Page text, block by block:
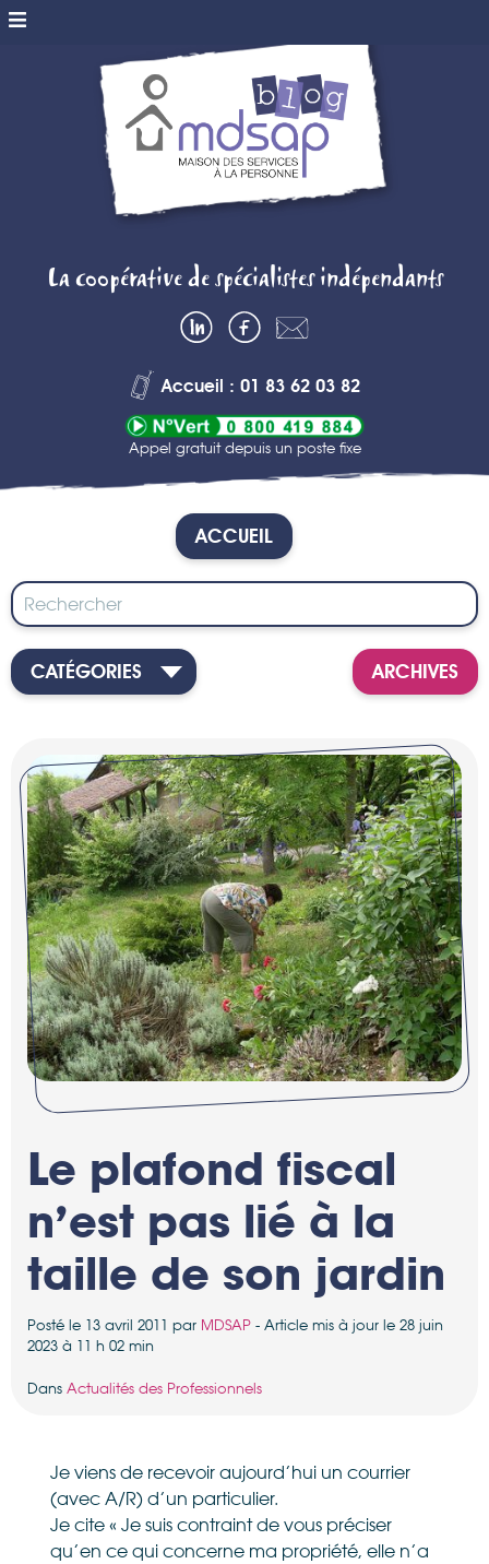
MDSAP BLOG
– MAISON DES
SERVICES A
LA PERSONNE
La coopérative de spécialistes indépendants
nous
Accueil : 01 83 62 03 82
Appel gratuit depuis un poste fixe
ACCUEIL
CATÉGORIES ARCHIVES
Le plafond fiscal
n’est pas lié à la
taille de son jardin
Posté le 13 avril 2011 par MDSAP - Article mis à jour le 28 juin
2023 à 11 h 02 min
Dans Actualités des Professionnels
Je viens de recevoir aujourd’hui un courrier
(avec A/R) d’un particulier.
Je cite « Je suis contraint de vous préciser
qu’en ce qui concerne ma propriété, elle n’a